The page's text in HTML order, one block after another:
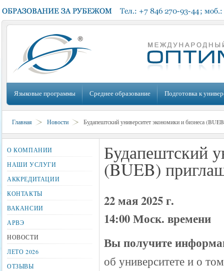
Языковые программы Среднее образование Подготовка к
Главная Новости Будапештский университет экономики и бизнеса
Будапештский
(BUEB)
22 мая 2025 г.
14:00 Моск. времени
Вы получите
об университете и о
О КОМПАНИИ
НАШИ УСЛУГИ
АККРЕДИТАЦИИ
КОНТАКТЫ
ВАКАНСИИ
АРВЭ
НОВОСТИ
ЛЕТО 2026
ОТЗЫВЫ